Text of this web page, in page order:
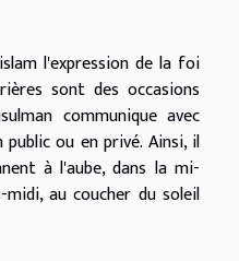
l'expression de la foi
sont des occasions
communique avec
ou en privé. Ainsi, il
à l'aube, dans la mi-
au coucher du soleil